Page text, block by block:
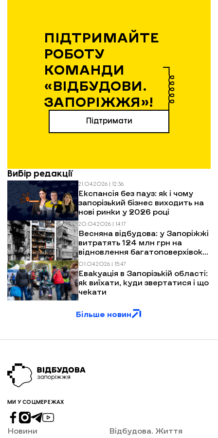
ПІДТРИМАЙТЕ
РОБОТУ
КОМАНДИ
«ВІДБУДОВИ.
ЗАПОРІЖЖЯ»!
Підтримати
Вибір редакції
21.04.2026 | 12:36
Експансія без пауз: як і чому
запорізький бізнес виходить на
нові ринки у 2026 році
20.04.2026 | 14:17
Весняна відбудова: у Запоріжжі
витратять 124 млн грн на
відновлення багатоповерхівок
після обстрілів
01.04.2026 | 15:47
Евакуація в Запорізькій області:
як виїхати, куди звертатися і що
чекати
Більше новин
МИ У СОЦМЕРЕЖАХ
Новини
Відбудова. Життя